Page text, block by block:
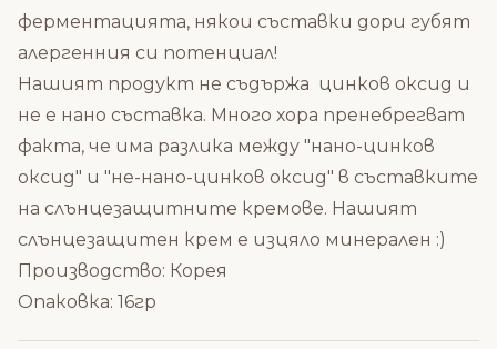
ферментацията, някои съставки дори губят
алергенния си потенциал!
Нашият продукт не съдържа цинков оксид и
не е нано съставка. Много хора пренебрегват
факта, че има разлика между "нано-цинков
оксид" и "не-нано-цинков оксид" в съставките
на слънцезащитните кремове. Нашият
слънцезащитен крем е изцяло минерален :)
Производство: Корея
Опаковка: 16гр